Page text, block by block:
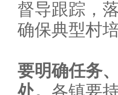
督导跟踪，
确保典型村
要明确任务
处。 各镇要